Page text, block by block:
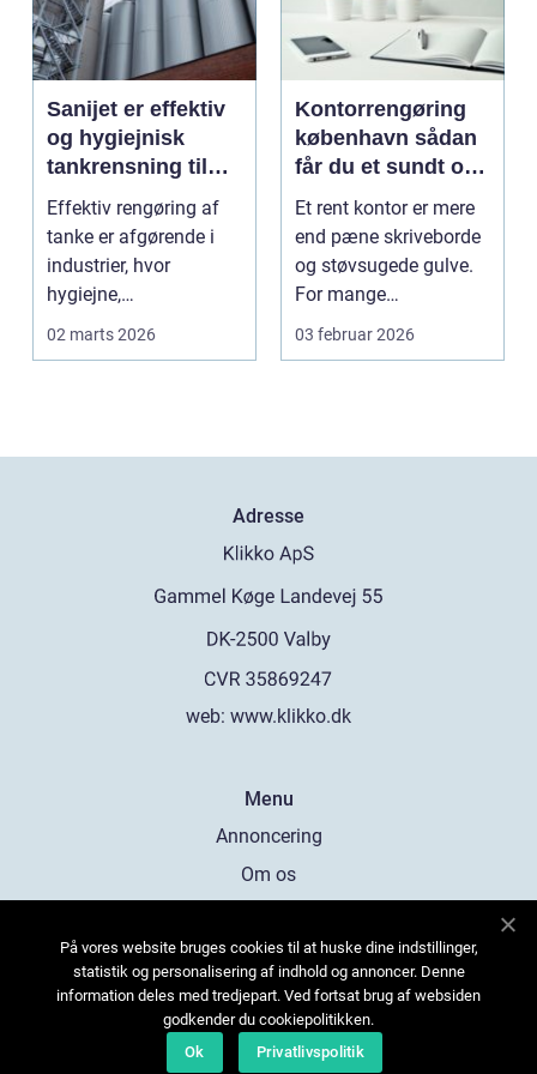
Sanijet er effektiv
og hygiejnisk
tankrensning til
krævende
industrier
Effektiv rengøring af
tanke er afgørende i
industrier, hvor
hygiejne,
driftssikkerhed ...
02 marts 2026
Kontorrengøring
københavn sådan
får du et sundt og
præsentabelt
arbejdsmiljø
Et rent kontor er mere
end pæne skriveborde
og støvsugede gulve.
For mange
virksomheder i
03 februar 2026
Adresse
web: www.klikko.dk
Menu
Annoncering
Om os
Kontakt os
Sitemap
På vores website bruges cookies til at huske dine indstillinger,
statistik og personalisering af indhold og annoncer. Denne
information deles med tredjepart. Ved fortsat brug af websiden
godkender du cookiepolitikken.
Ok
Privatlivspolitik